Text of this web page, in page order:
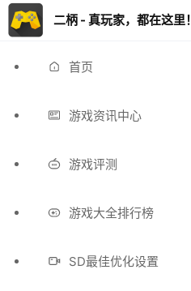
二柄 - 真玩家，都在这里！
首页
游戏资讯中心
游戏评测
游戏大全排行榜
SD最佳优化设置